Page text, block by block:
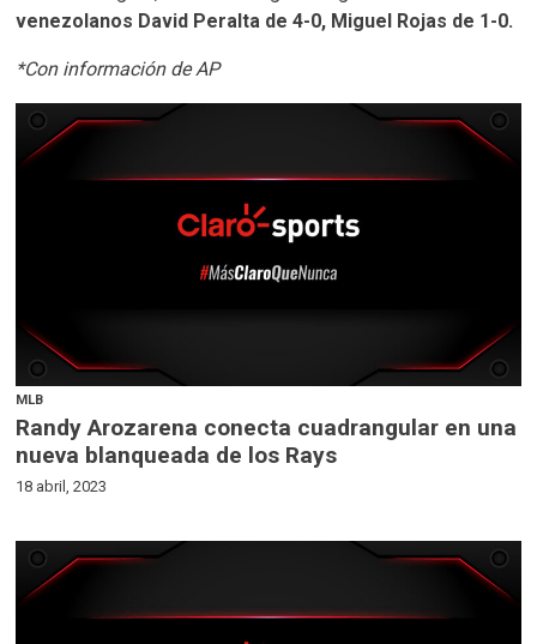
venezolanos David Peralta de 4-0, Miguel Rojas de 1-0.
*Con información de AP
MLB
Randy Arozarena conecta cuadrangular en una
nueva blanqueada de los Rays
18 abril, 2023